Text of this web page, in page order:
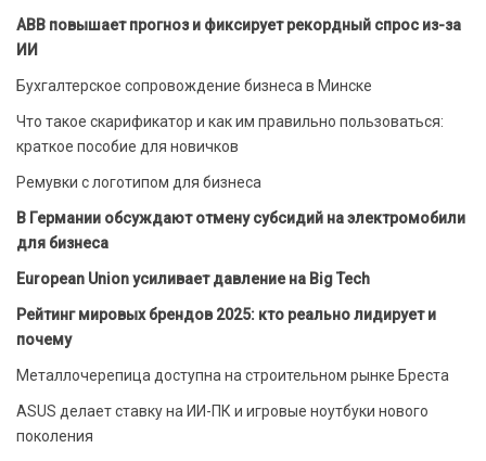
ABB повышает прогноз и фиксирует рекордный спрос из-за
ИИ
Бухгалтерское сопровождение бизнеса в Минске
Что такое скарификатор и как им правильно пользоваться:
краткое пособие для новичков
Ремувки с логотипом для бизнеса
В Германии обсуждают отмену субсидий на электромобили
для бизнеса
European Union усиливает давление на Big Tech
Рейтинг мировых брендов 2025: кто реально лидирует и
почему
Металлочерепица доступна на строительном рынке Бреста
ASUS делает ставку на ИИ-ПК и игровые ноутбуки нового
поколения